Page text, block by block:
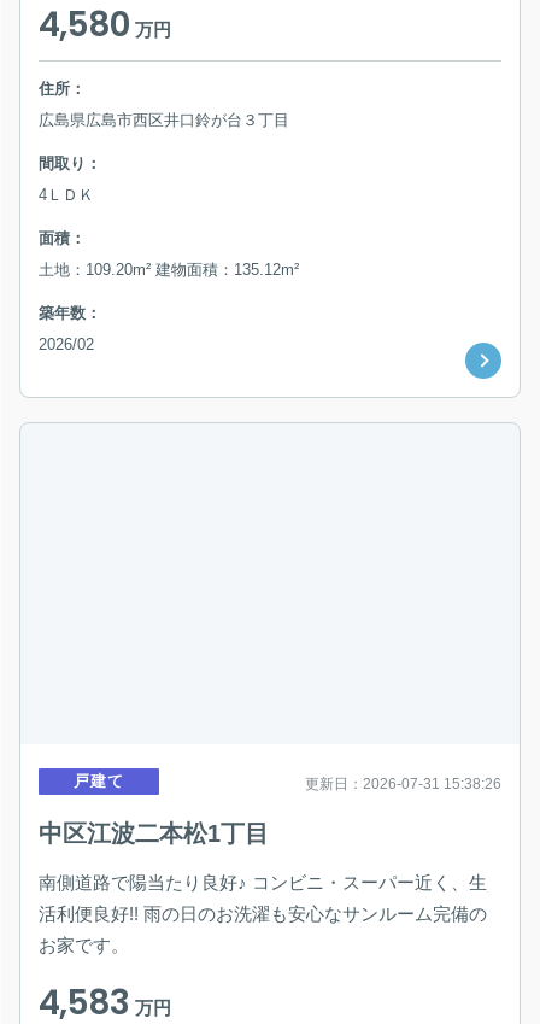
4,580万円
住所：
広島県広島市西区井口鈴が台３丁目
間取り：
4ＬＤＫ
面積：
土地：109.20m² 建物面積：135.12m²
築年数：
2026/02
戸建て 更新日：2026-07-31 15:38:26
中区江波二本松1丁目
南側道路で陽当たり良好♪ コンビニ・スーパー近く、生
活利便良好!! 雨の日のお洗濯も安心なサンルーム完備の
お家です。
4,583万円